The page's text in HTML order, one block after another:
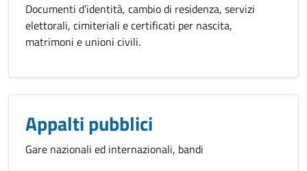
Documenti d’identità, cambio di residenza, servizi
elettorali, cimiteriali e certificati per nascita,
matrimoni e unioni civili.
Appalti pubblici
Gare nazionali ed internazionali, bandi